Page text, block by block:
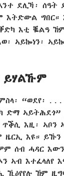
ደሊኻ፡ ሰዓት
ግበር።
እቲ ቘልዓ
ኣይኰነን፡
ይሃልኹም
“ወደየ፡ . .
ድማ ኣይትሕደጎ”
ጥቕሲ እዚ፡ ኣቦን
ዜርኢ እዩ። ይኹን
ሰብ ሓዳር
ኣብ እተፈላለየ
ኸም